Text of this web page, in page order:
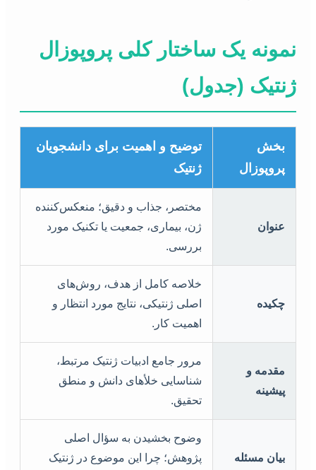
نمونه یک ساختار کلی پروپوزال
ژنتیک (جدول)
بخش
پروپوزال
توضیح و اهمیت برای دانشجویان
ژنتیک
عنوان
مختصر، جذاب و دقیق؛ منعکس‌کننده
ژن، بیماری، جمعیت یا تکنیک مورد
بررسی.
چکیده
خلاصه کامل از هدف، روش‌های
اصلی ژنتیکی، نتایج مورد انتظار و
اهمیت کار.
مقدمه و
پیشینه
مرور جامع ادبیات ژنتیک مرتبط،
شناسایی خلأهای دانش و منطق
تحقیق.
بیان مسئله
وضوح بخشیدن به سؤال اصلی
پژوهش؛ چرا این موضوع در ژنتیک